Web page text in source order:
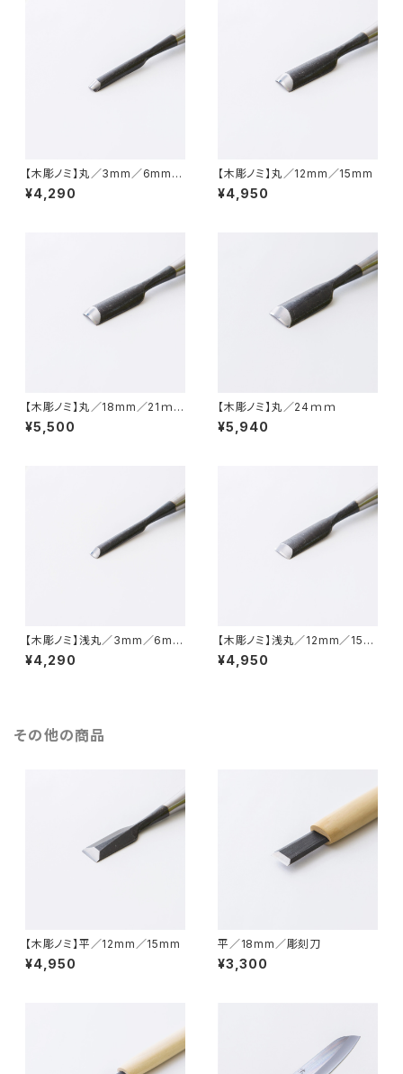
【木彫ノミ】丸／3mm／6mm／
9mm
¥4,290
【木彫ノミ】丸／12mm／15mm
¥4,950
【木彫ノミ】丸／18mm／21ｍ
ｍ
¥5,500
【木彫ノミ】丸／24ｍｍ
¥5,940
【木彫ノミ】浅丸／3mm／6mm
／9mm
¥4,290
【木彫ノミ】浅丸／12mm／15m
m
¥4,950
その他の商品
【木彫ノミ】平／12mm／15mm
¥4,950
平／18mm／彫刻刀
¥3,300